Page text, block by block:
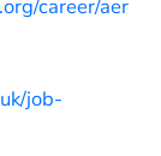
career/aer
job-